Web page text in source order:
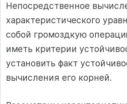
Непосредственное
характеристического
собой громоздкую
иметь критерии
установить факт
вычисления его корней.